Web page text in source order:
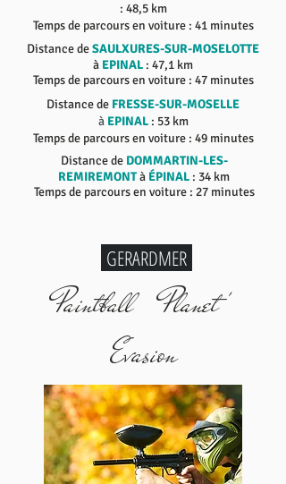
: 48,5 km
Temps de parcoursen voiture : 41 minutes
Distance deSAULXURES-SUR-MOSELOTTE
à EPINAL : 47,1 km
Temps de parcours en voiture : 47 minutes
Distance de FRESSE-SUR-MOSELLE
à EPINAL : 53 km
Temps de parcoursen voiture : 49 minutes
Distance de DOMMARTIN-LES-
REMIREMONTà ÉPINAL : 34 km
Temps de parcours en voiture : 27 minutes
GERARDMER
Paintball Planet '
Evasion